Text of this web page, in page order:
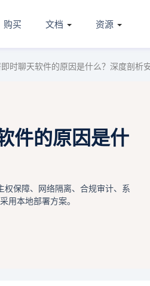
购买 文档 资源
时聊天软件的原因是什么？深度剖析
件的原因是什
保障、网络隔离、合规审计、系
用本地部署方案。